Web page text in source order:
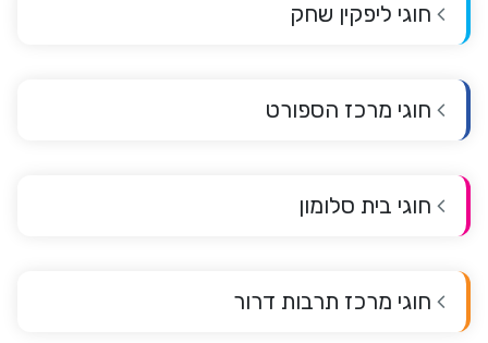
חוגי ליפקין שחק
חוגי מרכז הספורט
חוגי בית סלומון
חוגי מרכז תרבות דרור